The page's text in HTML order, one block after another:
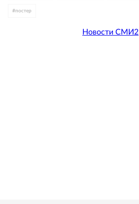
#постер
Новости СМИ2